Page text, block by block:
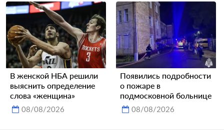
В женской НБА решили
выяснить определение
слова «женщина»
08/08/2026
Появились подробности
о пожаре в
подмосковной больнице
08/08/2026